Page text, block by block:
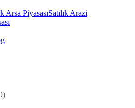
Arsa PiyasasıSatılık Arazi